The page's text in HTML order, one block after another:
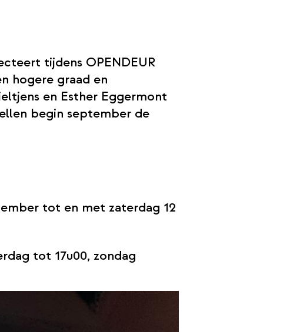
tijdens OPENDEUR
hogere graad en
en Esther Eggermont
begin september de
tot en met zaterdag 12
tot 17u00, zondag